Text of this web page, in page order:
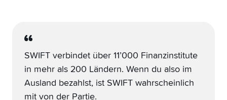
SWIFT verbindet über 11’000 Finanzinstitute
in mehr als 200 Ländern. Wenn du also im
Ausland bezahlst, ist SWIFT wahrscheinlich
mit von der Partie.